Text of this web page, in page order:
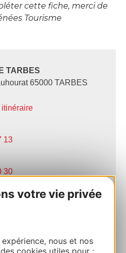
votre vie privée
nous et nos
cette fiche, merci de
Tourisme
TARBES
65000 TARBES
13
30